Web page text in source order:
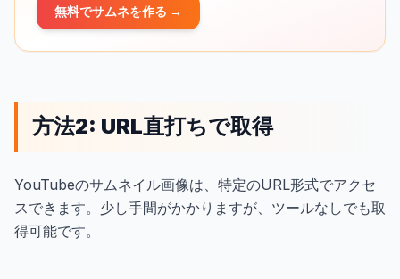
無料でサムネを作る →
方法2: URL直打ちで取得
YouTubeのサムネイル画像は、特定のURL形式でアクセ
スできます。少し手間がかかりますが、ツールなしでも取
得可能です。